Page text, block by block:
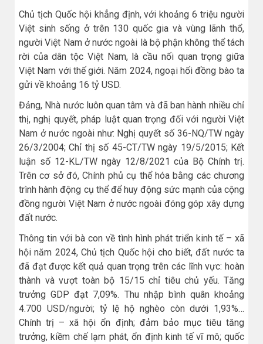
Chủ tịch Quốc hội khẳng định, với khoảng 6 triệu người
Việt sinh sống ở trên 130 quốc gia và vùng lãnh thổ,
người Việt Nam ở nước ngoài là bộ phận không thể tách
rời của dân tộc Việt Nam, là cầu nối quan trọng giữa
Việt Nam với thế giới. Năm 2024, ngoại hối đồng bào ta
gửi về khoảng 16 tỷ USD.
Đảng, Nhà nước luôn quan tâm và đã ban hành nhiều chỉ
thị, nghị quyết, pháp luật quan trọng đối với người Việt
Nam ở nước ngoài như: Nghị quyết số 36-NQ/TW ngày
26/3/2004; Chỉ thị số 45-CT/TW ngày 19/5/2015; Kết
luận số 12-KL/TW ngày 12/8/2021 của Bộ Chính trị.
Trên cơ sở đó, Chính phủ cụ thể hóa bằng các chương
trình hành động cụ thể để huy động sức mạnh của cộng
đồng người Việt Nam ở nước ngoài đóng góp xây dựng
đất nước.
Thông tin với bà con về tình hình phát triển kinh tế – xã
hội năm 2024, Chủ tịch Quốc hội cho biết, đất nước ta
đã đạt được kết quả quan trọng trên các lĩnh vực: hoàn
thành và vượt toàn bộ 15/15 chỉ tiêu chủ yếu. Tăng
trưởng GDP đạt 7,09%. Thu nhập bình quân khoảng
4.700 USD/người; tỷ lệ hộ nghèo còn dưới 1,93%…
Chính trị – xã hội ổn định; đảm bảo mục tiêu tăng
trưởng, kiềm chế lạm phát, ổn định kinh tế vĩ mô; quốc